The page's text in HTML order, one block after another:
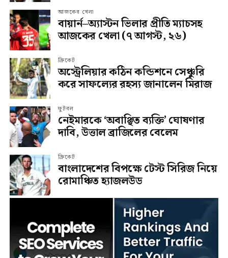
আজকের খেলা
বায়ার্ন–অ্যাস্টন ভিলার প্রীতি ম্যাচসহ
আজকের খেলা (৭ আগস্ট, ২৬)
ক্রিকেট
অস্ট্রেলিয়ার কঠিন কন্ডিশনে সেঞ্চুরি
করে সাফল্যের রহস্য জানালেন মিরাজ
ফুটবল
নেইমারকে ‘অবাঞ্ছিত ব্যক্তি’ ঘোষণার
দাবি, উত্তাল ব্রাজিলের বেলেম
ক্রিকেট
বাংলাদেশের বিপক্ষে টেস্ট সিরিজ নিয়ে
রোমাঞ্চিত হ্যাজলউড